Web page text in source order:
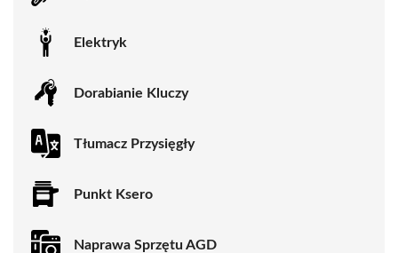
Elektryk
Dorabianie Kluczy
Tłumacz Przysięgły
Punkt Ksero
Naprawa Sprzętu AGD